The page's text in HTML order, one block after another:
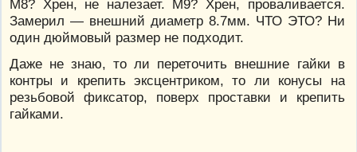
М8? Хрен, не налезает. М9? Хрен, проваливается.
Замерил — внешний диаметр 8.7мм. ЧТО ЭТО? Ни
один дюймовый размер не подходит.
Даже не знаю, то ли переточить внешние гайки в
контры и крепить эксцентриком, то ли конусы на
резьбовой фиксатор, поверх проставки и крепить
гайками.